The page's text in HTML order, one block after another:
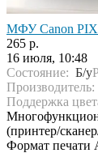
МФУ Canon
265 р.
16 июля, 10:48
Состояние: Б/у
Производитель:
Поддержка
(принтер/
Формат печати